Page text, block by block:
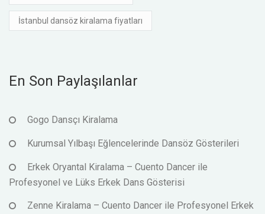
İstanbul dansöz kiralama fiyatları
En Son Paylaşılanlar
Gogo Dansçı Kiralama
Kurumsal Yılbaşı Eğlencelerinde Dansöz Gösterileri
Erkek Oryantal Kiralama – Cuento Dancer ile
Profesyonel ve Lüks Erkek Dans Gösterisi
Zenne Kiralama – Cuento Dancer ile Profesyonel Erkek